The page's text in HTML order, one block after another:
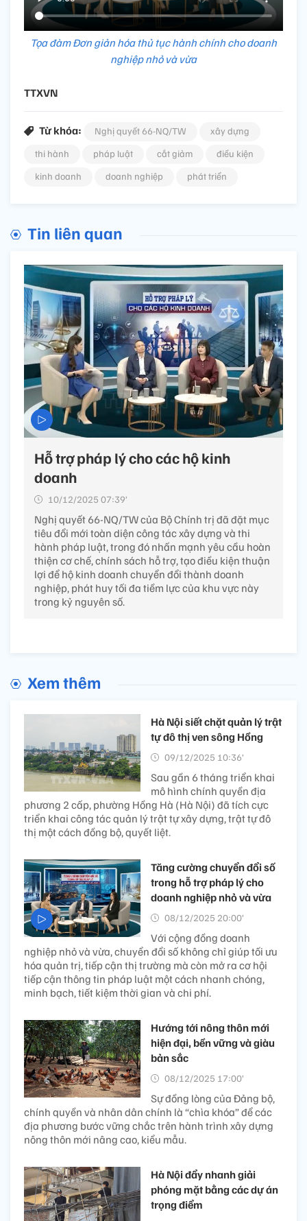
Tọa đàm Đơn giản hóa thủ tục hành chính cho doanh
nghiệp nhỏ và vừa
TTXVN
Từ khóa: Nghị quyết 66-NQ/TW
xây dựng
thi hành
pháp luật cắt giảm
điều kiện
kinh doanh
doanh nghiệp phát triển
Tin liên quan
Hỗ trợ pháp lý cho các hộ kinh
doanh
10/12/2025 07:39’
Nghị quyết 66-NQ/TW của Bộ Chính trị đã đặt mục
tiêu đổi mới toàn diện công tác xây dựng và thi
hành pháp luật, trong đó nhấn mạnh yêu cầu hoàn
thiện cơ chế, chính sách hỗ trợ, tạo điều kiện thuận
lợi để hộ kinh doanh chuyển đổi thành doanh
nghiệp, phát huy tối đa tiềm lực của khu vực này
trong kỷ nguyên số.
Xem thêm
Hà Nội siết chặt quản lý trật
tự đô thị ven sông Hồng
09/12/2025 10:36’
Sau gần 6 tháng triển khai
mô hình chính quyền địa
phương 2 cấp, phường Hồng Hà (Hà Nội) đã tích cực
triển khai công tác quản lý trật tự xây dựng, trật tự đô
thị một cách đồng bộ, quyết liệt.
Tăng cường chuyển đổi số
trong hỗ trợ pháp lý cho
doanh nghiệp nhỏ và vừa
08/12/2025 20:00’
Với cộng đồng doanh
nghiệp nhỏ và vừa, chuyển đổi số không chỉ giúp tối ưu
hóa quản trị, tiếp cận thị trường mà còn mở ra cơ hội
tiếp cận thông tin pháp luật một cách nhanh chóng,
minh bạch, tiết kiệm thời gian và chi phí.
Hướng tới nông thôn mới
hiện đại, bền vững và giàu
bản sắc
08/12/2025 17:00’
Sự đồng lòng của Đảng bộ,
chính quyền và nhân dân chính là “chìa khóa” để các
địa phương bước vững chắc trên hành trình xây dựng
nông thôn mới nâng cao, kiểu mẫu.
Hà Nội đẩy nhanh giải
phóng mặt bằng các dự án
trọng điểm